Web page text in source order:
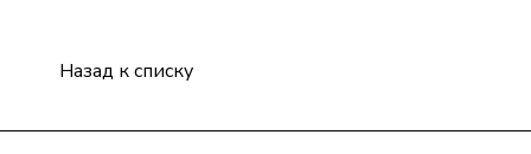
Назад к списку